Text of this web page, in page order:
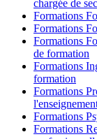
chargée de
Formations
Formations
Formations
de formation
Formations
formation
Formations
Formations
Formations